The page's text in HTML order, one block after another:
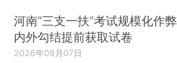
河南“三支一扶”考试规模化作弊
内外勾结提前获取试卷
2026年08月07日